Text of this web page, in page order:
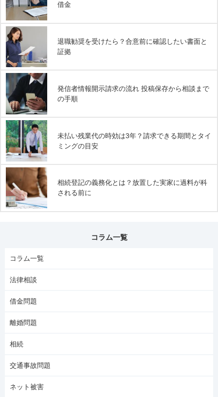
借金
退職勧奨を受けたら？合意前に確認したい書面と
証拠
発信者情報開示請求の流れ 投稿保存から相談まで
の手順
未払い残業代の時効は3年？請求できる期間とタイ
ミングの目安
相続登記の義務化とは？放置した実家に過料が科
される前に
コラム一覧
コラム一覧
法律相談
借金問題
離婚問題
相続
交通事故問題
ネット被害